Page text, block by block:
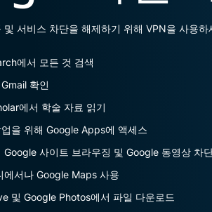
및 서비스 차단을 해제하기 위해 VPN을 사용하
에서 모든 것 검색
확인
에서 학술 자료 읽기
을 위해 Google Apps에 액세스
Google 사이트 브라우징 및 Google 동영상 차
에서나 Google Maps 사용
및 Google Photos에서 파일 다운로드